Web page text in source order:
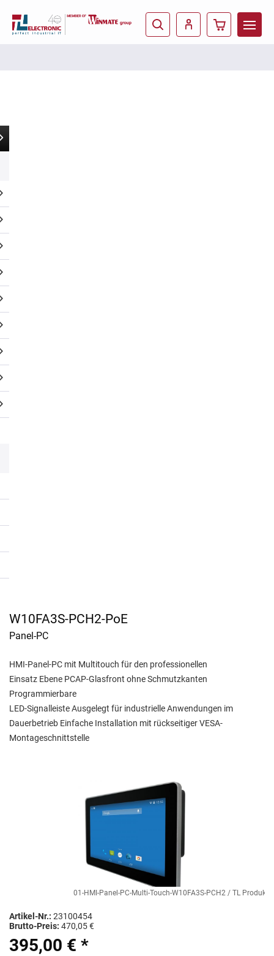
W10FA3S-PCH2-PoE
Panel-PC
HMI-Panel-PC mit Multitouch für den professionellen
Einsatz Ebene PCAP-Glasfront ohne Schmutzkanten
Programmierbare
LED-Signalleiste Ausgelegt für industrielle Anwendungen im
Dauerbetrieb Einfache Installation mit rückseitiger VESA-
Montageschnittstelle
01-HMI-Panel-PC-Multi-Touch-W10FA3S-PCH2 / TL
Artikel-Nr.: 23100454
Brutto-Preis: 470,05 €
395,00 € *